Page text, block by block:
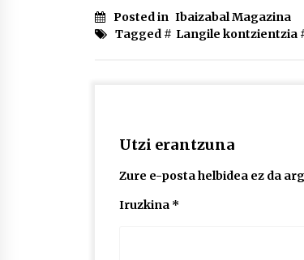
Posted in Ibaizabal Magazina
Tagged # Langile kontzientzia
Utzi erantzuna
Zure e-posta helbidea ez da
Iruzkina *